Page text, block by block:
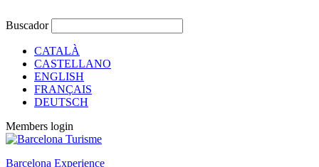
Buscador
CATALÀ
CASTELLANO
ENGLISH
FRANÇAIS
DEUTSCH
Members login
Barcelona Experience